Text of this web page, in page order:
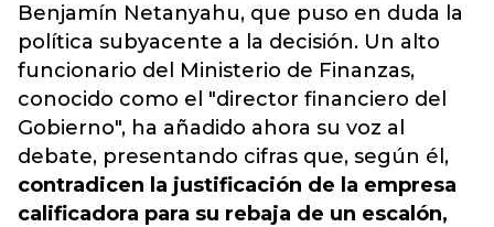
Benjamín Netanyahu, que puso en duda la
política subyacente a la decisión. Un alto
funcionario del Ministerio de Finanzas,
conocido como el "director financiero del
Gobierno", ha añadido ahora su voz al
debate, presentando cifras que, según él,
contradicen la justificación de la empresa
calificadora para su rebaja de un escalón,